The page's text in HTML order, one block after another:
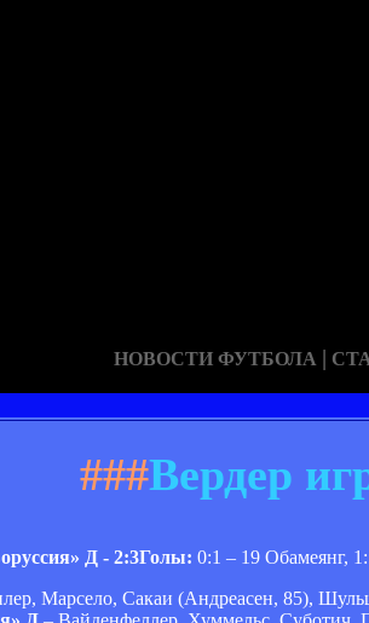
НОВОСТИ ФУТБОЛА |
###Вердер
Д - 2:3Голы: 0:1 – 19 Обамеянг,
Марсело, Сакаи (Андреасен, 85),